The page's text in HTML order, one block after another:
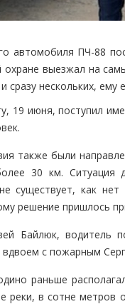
автомобиля ПЧ-88
выезжал на
сразу нескольких, ему
19 июня, поступил
также были
30 км. Ситуация
существует, как
решение пришлось
Байлюк,
вдвоем с пожарным
раньше
реки, в сотне метров